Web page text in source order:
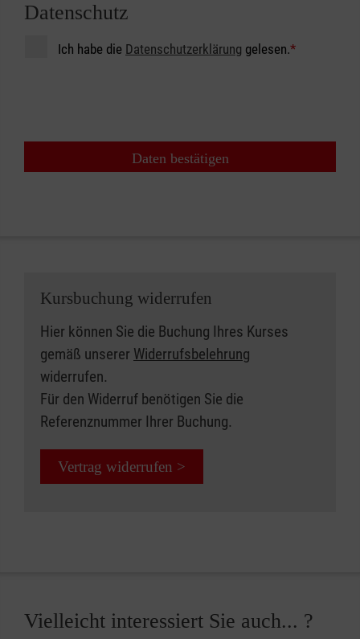
Datenschutz
Ich habe die Datenschutzerklärung gelesen.*
Daten bestätigen
Kursbuchung widerrufen
Hier können Sie die Buchung Ihres Kurses
gemäß unserer Widerrufsbelehrung
widerrufen.
Für den Widerruf benötigen Sie die
Referenznummer Ihrer Buchung.
Vertrag widerrufen >
Vielleicht interessiert Sie auch... ?